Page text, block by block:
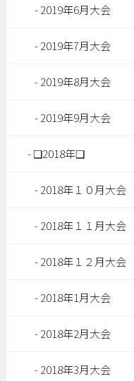
2019年6月大会
2019年7月大会
2019年8月大会
2019年9月大会
❑2018年❑
2018年１０月大会
2018年１１月大会
2018年１２月大会
2018年1月大会
2018年2月大会
2018年3月大会